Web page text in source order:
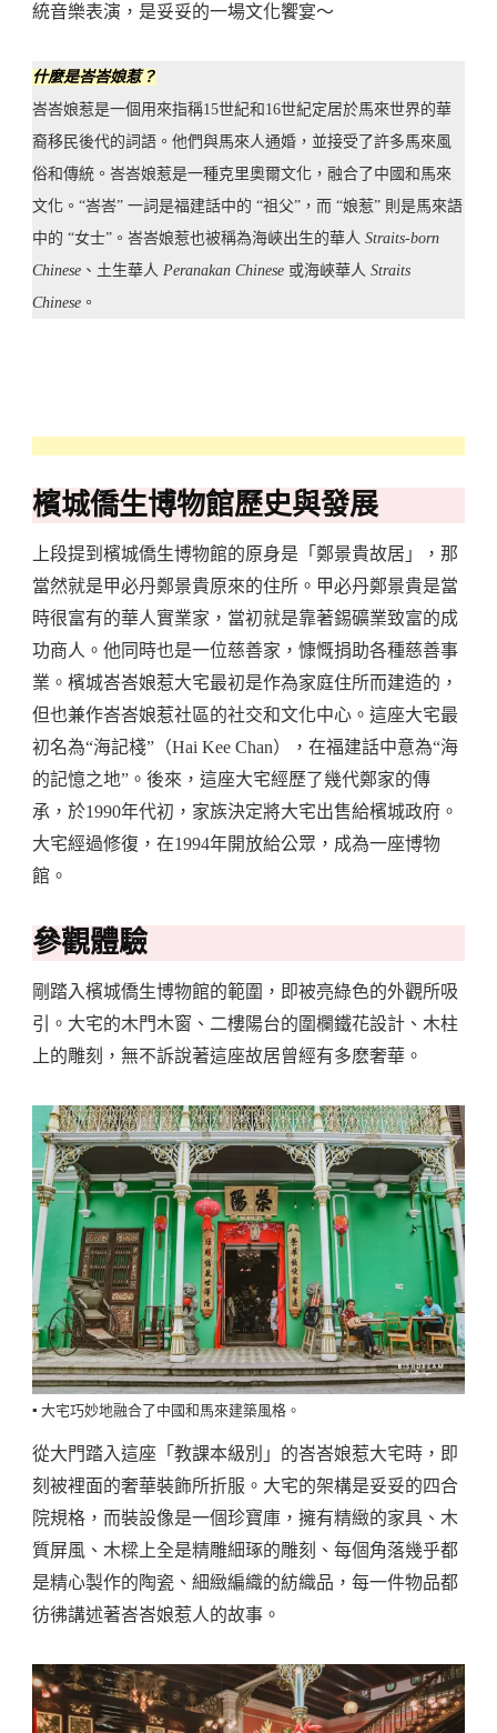
統音樂表演，是妥妥的一場文化饗宴～
什麼是峇峇娘惹？
峇峇娘惹是一個用來指稱15世紀和16世紀定居於馬來世界的華
裔移民後代的詞語。他們與馬來人通婚，並接受了許多馬來風
俗和傳統。峇峇娘惹是一種克里奧爾文化，融合了中國和馬來
文化。“峇峇” 一詞是福建話中的 “祖父”，而 “娘惹” 則是馬來語
中的 “女士”。峇峇娘惹也被稱為海峽出生的華人 Straits-born
Chinese 、土生華人 Peranakan Chinese 或海峽華人 Straits
Chinese 。
檳城僑生博物館歷史與發展
上段提到檳城僑生博物館的原身是「鄭景貴故居」，那
當然就是甲必丹鄭景貴原來的住所。甲必丹鄭景貴是當
時很富有的華人實業家，當初就是靠著錫礦業致富的成
功商人。他同時也是一位慈善家，慷慨捐助各種慈善事
業。檳城峇峇娘惹大宅最初是作為家庭住所而建造的，
但也兼作峇峇娘惹社區的社交和文化中心。這座大宅最
初名為“海記棧”（Hai Kee Chan），在福建話中意為“海
的記憶之地”。後來，這座大宅經歷了幾代鄭家的傳
承，於1990年代初，家族決定將大宅出售給檳城政府。
大宅經過修復，在1994年開放給公眾，成為一座博物
館。
參觀體驗
剛踏入檳城僑生博物館的範圍，即被亮綠色的外觀所吸
引。大宅的木門木窗、二樓陽台的圍欄鐵花設計、木柱
上的雕刻，無不訴說著這座故居曾經有多麽奢華。
▪️ 大宅巧妙地融合了中國和馬來建築風格。
從大門踏入這座「教課本級別」的峇峇娘惹大宅時，即
刻被裡面的奢華裝飾所折服。大宅的架構是妥妥的四合
院規格，而裝設像是一個珍寶庫，擁有精緻的家具、木
質屏風、木樑上全是精雕細琢的雕刻、每個角落幾乎都
是精心製作的陶瓷、細緻編織的紡織品，每一件物品都
彷彿講述著峇峇娘惹人的故事。